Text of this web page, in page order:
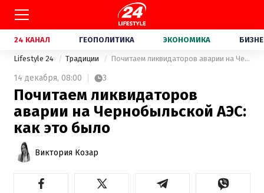
24 КАНАЛ ГЕОПОЛИТИКА ЭКОНОМИКА
Lifestyle 24 Традиции Почитаем ликвидаторов аварии на Чернобыльской АЭС: как это было
14 декабря, 08:00 3
Почитаем ликвидаторов
аварии на Чернобыльской АЭС:
как это было
Виктория Козар